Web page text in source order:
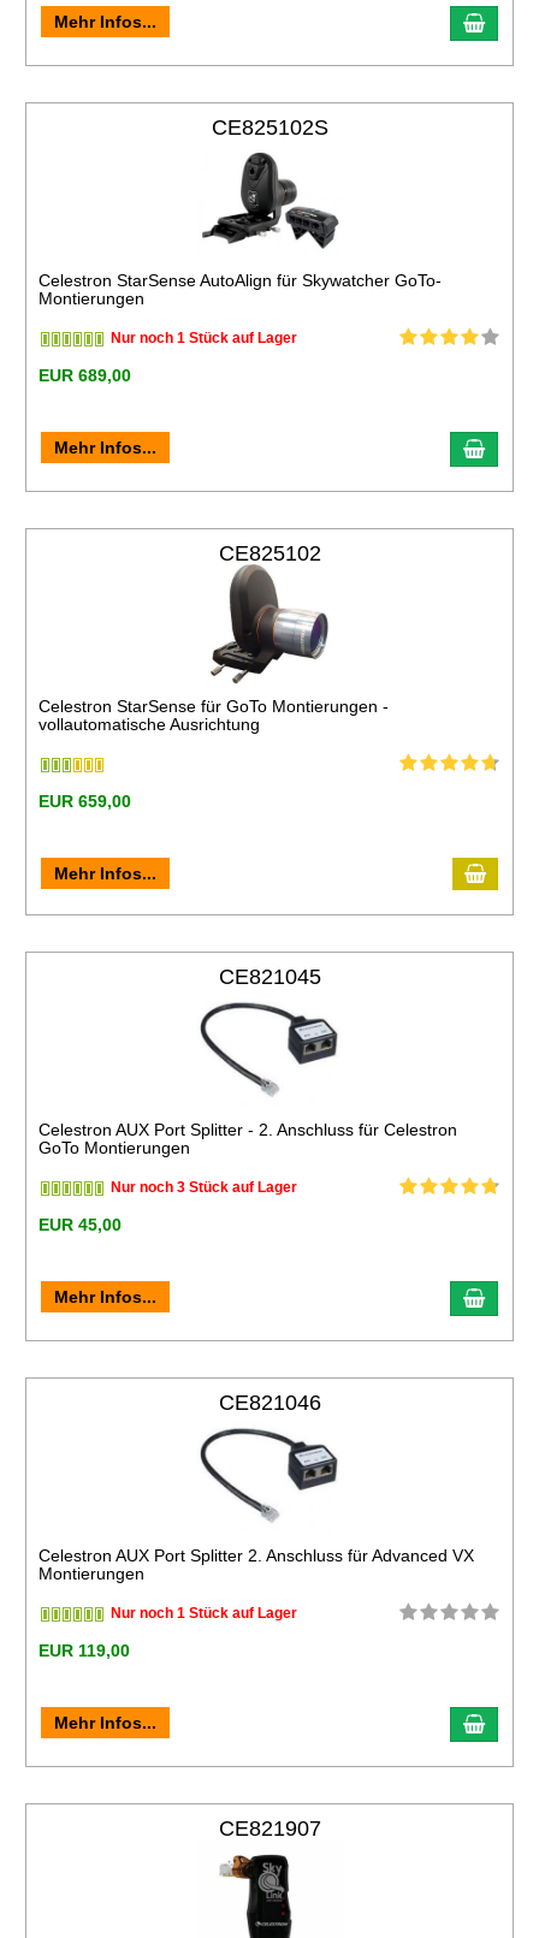
Mehr Infos...
CE825102S
Celestron StarSense AutoAlign für Skywatcher GoTo-
Montierungen
Nur noch 1 Stück auf Lager
EUR 689,00
Mehr Infos...
CE825102
Celestron StarSense für GoTo Montierungen -
vollautomatische Ausrichtung
EUR 659,00
Mehr Infos...
CE821045
Celestron AUX Port Splitter - 2. Anschluss für Celestron
GoTo Montierungen
Nur noch 3 Stück auf Lager
EUR 45,00
Mehr Infos...
CE821046
Celestron AUX Port Splitter 2. Anschluss für Advanced VX
Montierungen
Nur noch 1 Stück auf Lager
EUR 119,00
Mehr Infos...
CE821907